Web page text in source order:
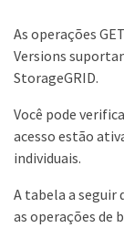
As operações
Versions
StorageGRID.
Você pode
acesso estão
individuais.
A tabela a seguir
as operações de